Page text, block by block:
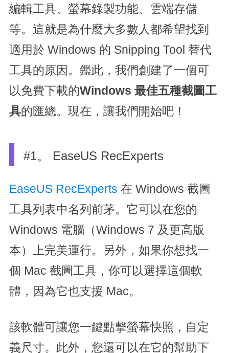
編輯工具、螢幕錄製功能、雲端存儲
等。這就是為什麼大多數人都希望找到
適用於 Windows 的 Snipping Tool 替代
工具的原因。鑑此，我們創建了一個可
以免費下載的Windows 最佳五種截圖工
具的匯總。現在，讓我們開始吧！
#1。 EaseUS RecExperts
EaseUS RecExperts 在 Windows 截圖
工具列表中名列前茅。它可以在您的
Windows 電腦（Windows 7 及更高版
本）上完美運行。另外，如果你想找一
個 Mac 截圖工具，你可以選擇這個軟
體，因為它也支援 Mac。
該軟體可讓您一鍵點擊螢幕快照，自定
義尺寸。此外，您還可以在它的幫助下